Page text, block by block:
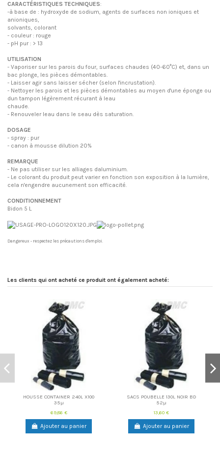
CARACTÉRISTIQUES TECHNIQUES:
-à base de : hydroxyde de sodium, agents de surfaces non ioniques et
anioniques,
solvants, colorant
- couleur : rouge
- pH pur : > 13
UTILISATION
- Vaporiser sur les parois du four, surfaces chaudes (40-60°C) et, dans un
bac plonge, les pièces démontables.
- Laisser agir sans laisser sécher (selon l'incrustation).
- Nettoyer les parois et les pièces démontables au moyen d'une éponge ou
dun tampon légèrement récurant à leau
chaude.
- Renouveler leau dans le seau dès saturation.
DOSAGE
- spray : pur
- canon à mousse dilution 20%
REMARQUE
- Ne pas utiliser sur les alliages daluminium.
- Le colorant du produit peut varier en fonction son exposition à la lumière,
cela n'engendre aucunement son efficacité.
CONDITIONNEMENT
Bidon 5 L
Dangereux - respectez les précautions d'emploi.
Télécharger (414.28k)
Les clients qui ont acheté ce produit ont également acheté:
HOUSSE CONTAINER 240L X100
35µ
69,86 €
Ajouter au panier
SACS POUBELLE 130L NOIR BD
52µ
13,60 €
Ajouter au panier